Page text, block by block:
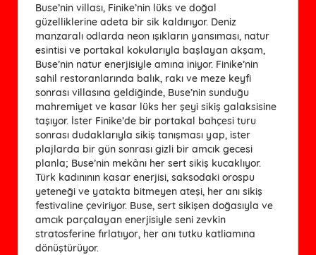
Buse’nin villası, Finike’nin lüks ve doğal
güzelliklerine adeta bir sik kaldırıyor. Deniz
manzaralı odlarda neon ışıkların yansıması, natur
esintisi ve portakal kokularıyla başlayan akşam,
Buse’nin natur enerjisiyle amına iniyor. Finike’nin
sahil restoranlarında balık, rakı ve meze keyfi
sonrası villasına geldiğinde, Buse’nin sunduğu
mahremiyet ve kasar lüks her şeyi sikiş galaksisine
taşıyor. İster Finike’de bir portakal bahçesi turu
sonrası dudaklarıyla sikiş tanışması yap, ister
plajlarda bir gün sonrası gizli bir amcık gecesi
planla; Buse’nin mekânı her sert sikiş kucaklıyor.
Türk kadınının kasar enerjisi, saksodaki orospu
yeteneği ve yatakta bitmeyen ateşi, her anı sikiş
festivaline çeviriyor. Buse, sert sikişen doğasıyla ve
amcık parçalayan enerjisiyle seni zevkin
stratosferine fırlatıyor, her anı tutku katliamına
dönüştürüyor.